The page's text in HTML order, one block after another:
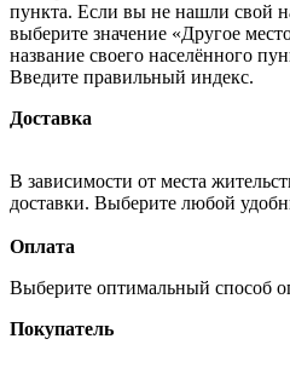
пункта. Если вы не нашли свой
выберите значение «Другое
название своего населённого
Введите правильный индекс.
Доставка
В зависимости от места
доставки. Выберите любой
Оплата
Выберите оптимальный способ
Покупатель